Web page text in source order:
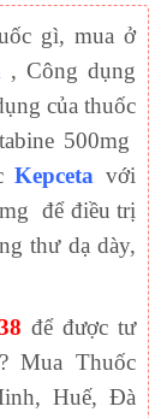
gì, mua ở
, Công dụng
của thuốc
500mg
Kepceta với
để điều trị
thư dạ dày,
để được tư
Mua Thuốc
Huế, Đà